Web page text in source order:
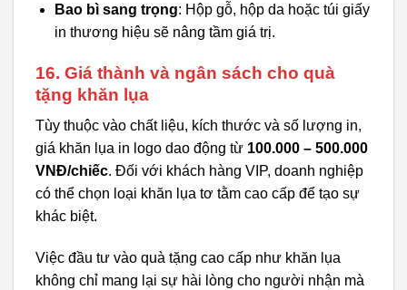
Bao bì sang trọng: Hộp gỗ, hộp da hoặc túi giấy
in thương hiệu sẽ nâng tầm giá trị.
16. Giá thành và ngân sách cho quà
tặng khăn lụa
Tùy thuộc vào chất liệu, kích thước và số lượng in,
giá khăn lụa in logo dao động từ 100.000 – 500.000
VNĐ/chiếc. Đối với khách hàng VIP, doanh nghiệp
có thể chọn loại khăn lụa tơ tằm cao cấp để tạo sự
khác biệt.
Việc đầu tư vào quà tặng cao cấp như khăn lụa
không chỉ mang lại sự hài lòng cho người nhận mà